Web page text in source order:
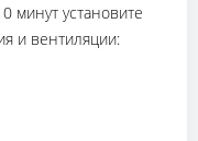
минут установите
и вентиляции: